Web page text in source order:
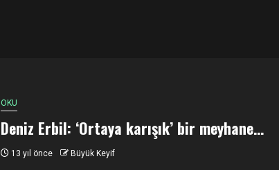
OKU
Deniz Erbil: ‘Ortaya karışık’ bir meyhane…
13 yıl önce Büyük Keyif